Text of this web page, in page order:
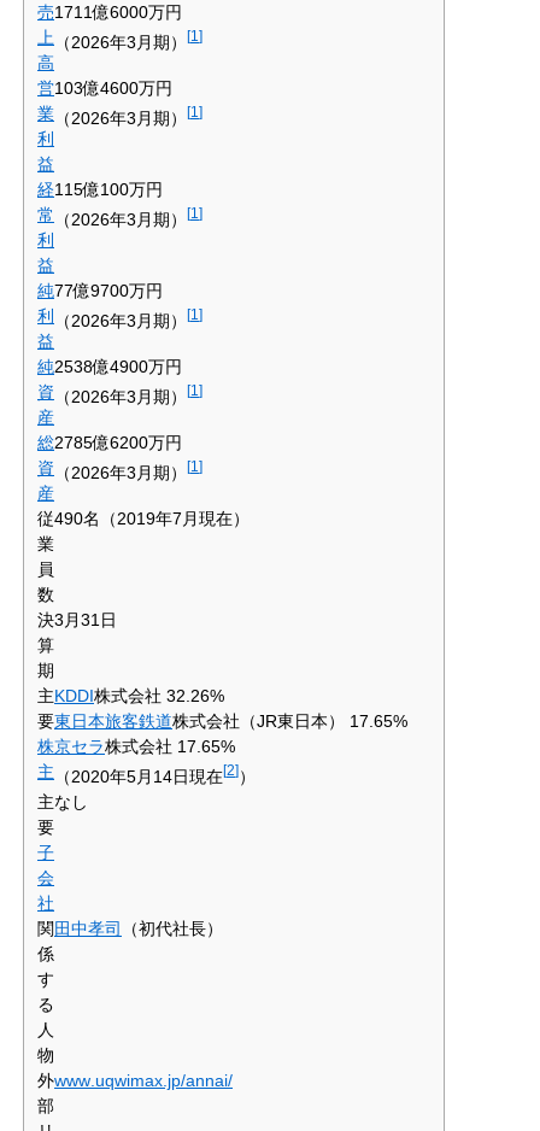
売
上
高
1711億6000万円
（2026年3月期）
[1 ]
営
業
利
益
103億4600万円
（2026年3月期）
[1 ]
経
常
利
益
115億100万円
（2026年3月期）
[1 ]
純
利
益
77億9700万円
（2026年3月期）
[1 ]
純
資
産
2538億4900万円
（2026年3月期）
[1 ]
総
資
産
2785億6200万円
（2026年3月期）
[1 ]
従
業
員
数
490名（2019年7月現在）
決
算
期
3月31日
主
要
株
主
KDDI株式会社 32.26%
東日本旅客鉄道株式会社（JR東日本） 17.65%
京セラ株式会社 17.65%
（2020年5月14日現在[2]）
主
要
子
会
社
なし
関
係
す
る
人
物
田中孝司 （初代社長）
外
部
www .uqwimax .jp/annai/